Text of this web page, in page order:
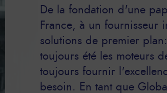
De la fondation d'une
France, à un fournisseur
solutions de premier
toujours été les moteurs
toujours fournir
besoin. En tant que